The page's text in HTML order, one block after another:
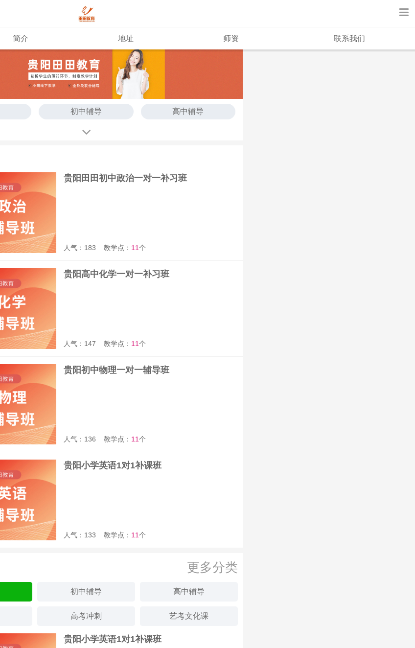
简介 地址 师资 联系我们
初中辅导 高中辅导
高考冲刺
贵阳田田初中政治一对一补习班
人气：183 教学点： 11个
贵阳高中化学一对一补习班
人气：147 教学点： 11个
贵阳初中物理一对一辅导班
人气：136 教学点： 11个
贵阳小学英语1对1补课班
人气：133 教学点： 11个
更多分类
初中辅导 高中辅导
高考冲刺 艺考文化课
贵阳小学英语1对1补课班